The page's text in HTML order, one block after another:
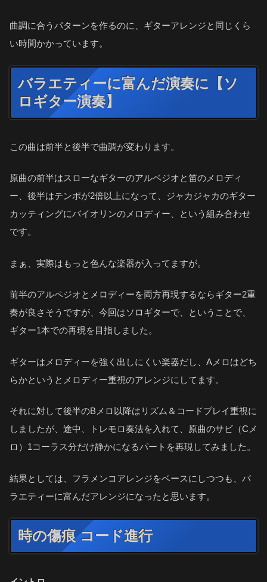
曲調に合うパターンを作るのに、ギターアレンジと同じくら
い時間かかっています。
バラエティーに富んだ演奏に【ソ
ロギター演奏】
この曲は前半と後半で曲調が変わります。
原曲の前半はスローなギターのアルペジオと笛のメロディ
ー、後半はテンポが2倍以上になって、ジャカジャカのギター
カッティングにバイオリンのメロディー、という組み合わせ
です。
まぁ、実際はもっと色んな楽器が入ってますが。
前半のアルペジオとメロディーを両方再現するならギター2重
奏が良さそうですが、今回はソロギターで、ということで、
ギター1本での再現を目指しました。
ギターはメロディーを強く出しにくい楽器だし、Aメロはどち
らかというとメロディー重視のアレンジにしてます。
それに対して後半のBメロ以降はリズム＆コードプレイ重視に
しましたが、途中、トレモロ奏法を入れて、原曲のサビ（Cメ
ロ）1コーラス分だけ静かになるパートを再現してみました。
結果としては、フラメンコアレンジをベースにしつつも、バ
ラエティーに富んだアレンジになったと思います。
時の傷痕 コード進行